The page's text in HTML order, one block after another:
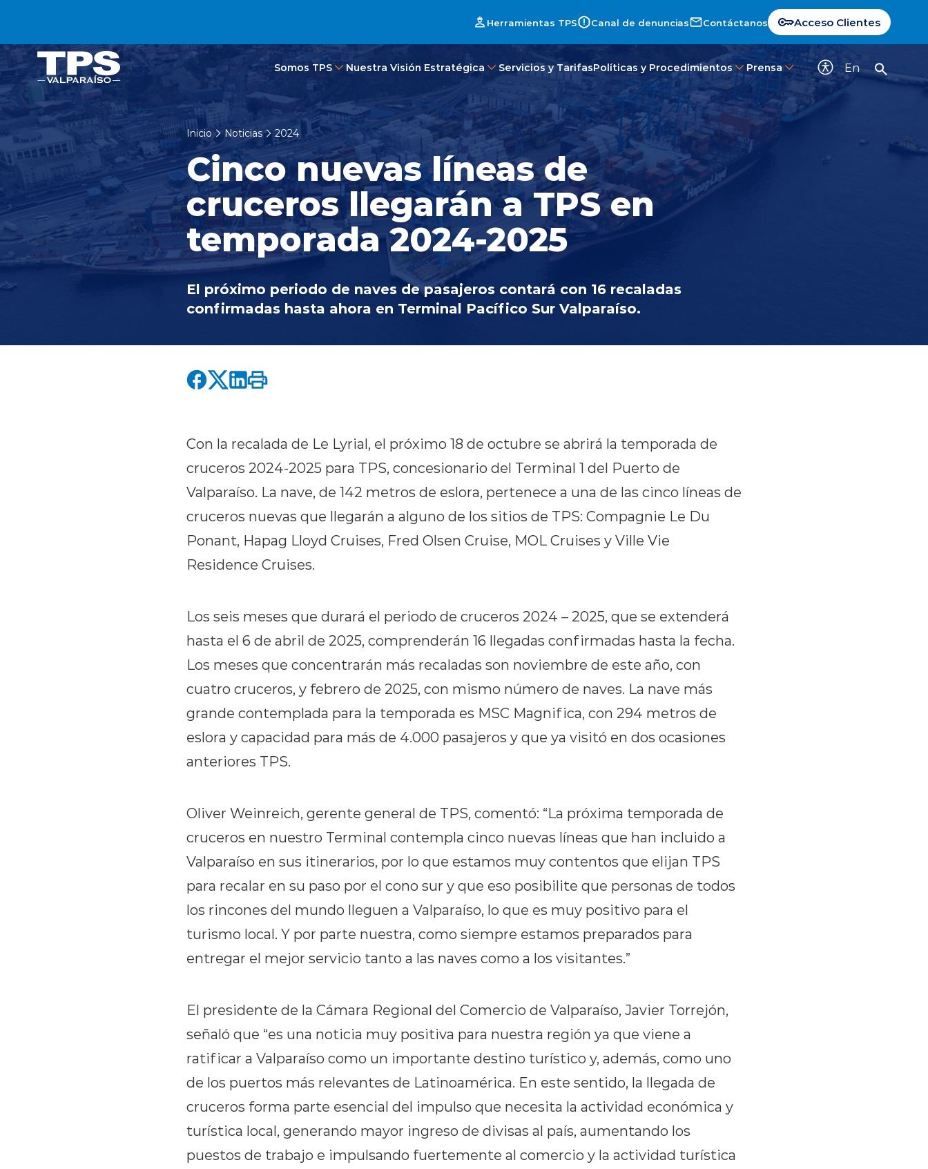
Herramientas TPS Canal de denuncias Contáctanos Acceso Clientes
Somos TPS Nuestra Visión Estratégica Servicios y TarifasPolíticas y Procedimientos Prensa En
Inicio Noticias 2024
Cinco nuevas líneas de
cruceros llegarán a TPS en
temporada 2024-2025
El próximo periodo de naves de pasajeros contará con 16 recaladas
confirmadas hasta ahora en Terminal Pacífico Sur Valparaíso.
Con la recalada de Le Lyrial, el próximo 18 de octubre se abrirá la temporada de
cruceros 2024-2025 para TPS, concesionario del Terminal 1 del Puerto de
Valparaíso. La nave, de 142 metros de eslora, pertenece a una de las cinco líneas de
cruceros nuevas que llegarán a alguno de los sitios de TPS: Compagnie Le Du
Ponant, Hapag Lloyd Cruises, Fred Olsen Cruise, MOL Cruises y Ville Vie
Residence Cruises.
Los seis meses que durará el periodo de cruceros 2024 – 2025, que se extenderá
hasta el 6 de abril de 2025, comprenderán 16 llegadas confirmadas hasta la fecha.
Los meses que concentrarán más recaladas son noviembre de este año, con
cuatro cruceros, y febrero de 2025, con mismo número de naves. La nave más
grande contemplada para la temporada es MSC Magnifica, con 294 metros de
eslora y capacidad para más de 4.000 pasajeros y que ya visitó en dos ocasiones
anteriores TPS.
Oliver Weinreich, gerente general de TPS, comentó: “La próxima temporada de
cruceros en nuestro Terminal contempla cinco nuevas líneas que han incluido a
Valparaíso en sus itinerarios, por lo que estamos muy contentos que elijan TPS
para recalar en su paso por el cono sur y que eso posibilite que personas de todos
los rincones del mundo lleguen a Valparaíso, lo que es muy positivo para el
turismo local. Y por parte nuestra, como siempre estamos preparados para
entregar el mejor servicio tanto a las naves como a los visitantes.”
El presidente de la Cámara Regional del Comercio de Valparaíso, Javier Torrejón,
señaló que “es una noticia muy positiva para nuestra región ya que viene a
ratificar a Valparaíso como un importante destino turístico y, además, como uno
de los puertos más relevantes de Latinoamérica. En este sentido, la llegada de
cruceros forma parte esencial del impulso que necesita la actividad económica y
turística local, generando mayor ingreso de divisas al país, aumentando los
puestos de trabajo e impulsando fuertemente al comercio y la actividad turística